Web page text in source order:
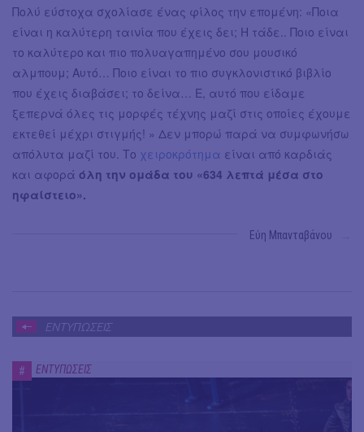
Πολύ εύστοχα σχολίασε ένας φίλος την επομένη: «Ποια
είναι η καλύτερη ταινία που έχεις δει; Η τάδε.. Ποιο είναι
το καλύτερο και πιο πολυαγαπημένο σου μουσικό
αλμπουμ; Αυτό… Ποιο είναι το πιο συγκλονιστικό βιβλίο
που έχεις διαβάσει; το δείνα… Ε, αυτό που είδαμε
ξεπερνά όλες τις μορφές τέχνης μαζί στις οποίες έχουμε
εκτεθεί μέχρι στιγμής! » Δεν μπορώ παρά να συμφωνήσω
απόλυτα μαζί του. Το χειροκρότημα είναι από καρδιάς
και αφορά όλη την ομάδα του «634 λεπτά μέσα στο
ηφαίστειο».
Εύη Μπανταβάνου
ΕΝΤΥΠΩΣΕΙΣ
# ΕΝΤΥΠΩΣΕΙΣ